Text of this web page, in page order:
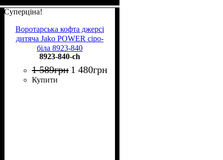
Суперціна!
Воротарська кофта джерсі
дитяча Jako POWER сіро-
біла 8923-840
8923-840-ch
1 589грн 1 480грн
Купити